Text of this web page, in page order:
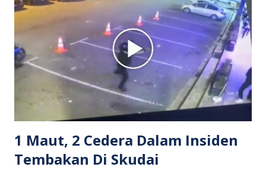
berkenaan kini tular di media sosial dan mendapat pelbagai
reaksi orang ramai. Antara komen orang awam yang tular di
media sosial mengenai insiden tersebut ialah ramai yang
meluahkan rasa marah terhadap tindakan lelaki berkenaan
serta memuji pemandu Grab kerana campur tangan.
Sebahagian netizen turut meminta pihak berkuasa
mengambil tindakan tegas, manakala ada yang bersimpati
terhadap wanita dipercayai menjadi mangs...
1 Maut, 2 Cedera Dalam Insiden
Tembakan Di Skudai